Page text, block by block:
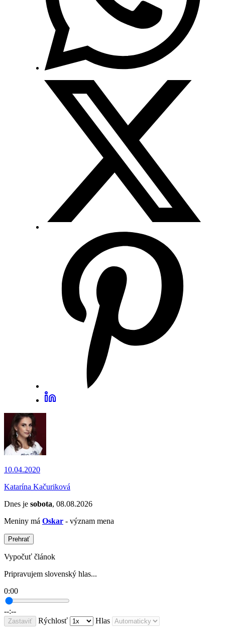
10.04.2020
Katarína Kačuriková
Dnes je sobota, 08.08.2026
Meniny má Oskar - význam mena
Prehrať
Vypočuť článok
Pripravujem slovenský hlas...
0:00
--:--
Zastaviť Rýchlosť Hlas